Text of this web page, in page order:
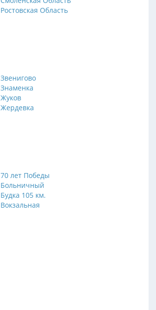
Ростовская Область
Звенигово
Знаменка
Жуков
Жердевка
70 лет Победы
Больничный
Будка 105 км.
Вокзальная